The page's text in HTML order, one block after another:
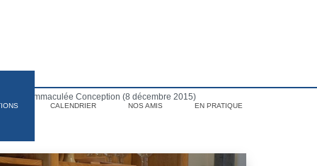
CALENDRIER NOS AMIS EN PRATIQUE
de l'Immaculée Conception (8 décembre 2015)